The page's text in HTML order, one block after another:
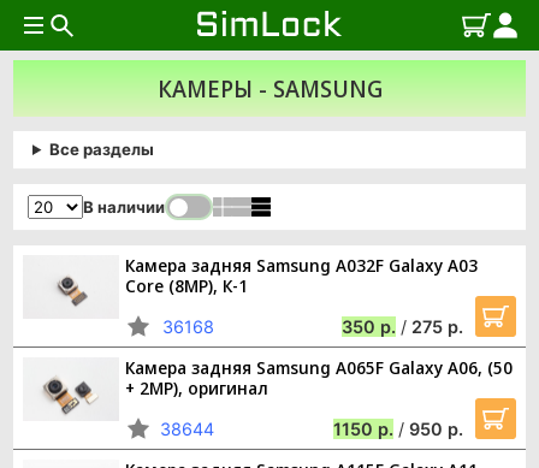
КАМЕРЫ - SAMSUNG
Все разделы
В наличии
Камера задняя Samsung A032F Galaxy A03
Core (8MP), К-1
36168 350 / 275
Камера задняя Samsung A065F Galaxy A06, (50
+ 2MP), оригинал
38644 1150 / 950